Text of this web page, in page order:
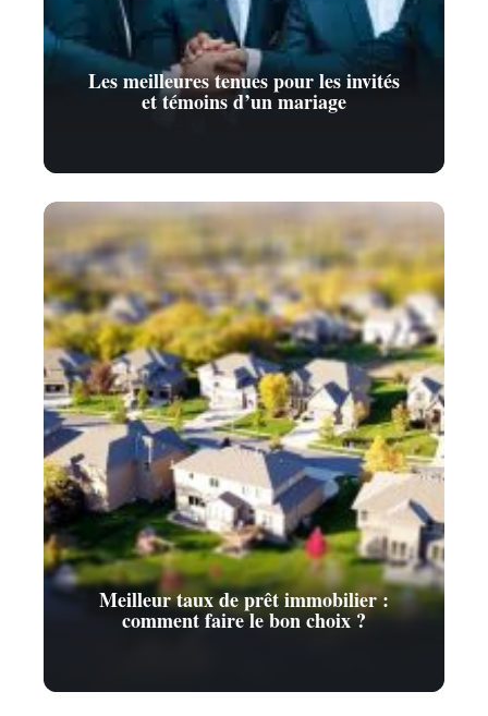
Les meilleures tenues pour les invités
et témoins d’un mariage
Meilleur taux de prêt immobilier :
comment faire le bon choix ?